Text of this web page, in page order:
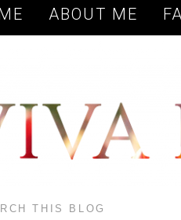
ABOUT ME
THIS BLOG